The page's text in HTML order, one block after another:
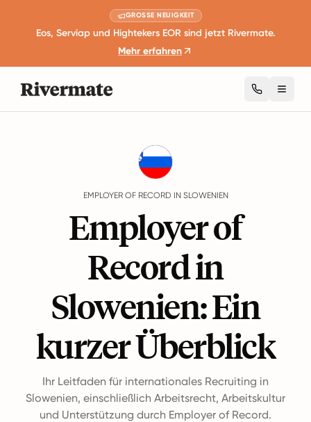
GROSSE NEUIGKEIT
Eos, Serviap und Hightekers EOR sind jetzt Rivermate.
Mehr erfahren
EMPLOYER OF RECORD IN SLOWENIEN
Employer of
Record in
Slowenien: Ein
kurzer Überblick
Ihr Leitfaden für internationales Recruiting in
Slowenien, einschließlich Arbeitsrecht, Arbeitskultur
und Unterstützung durch Employer of Record.